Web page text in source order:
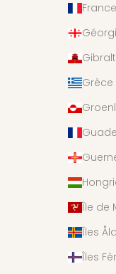
Grèce
Île de
Îles
Îles